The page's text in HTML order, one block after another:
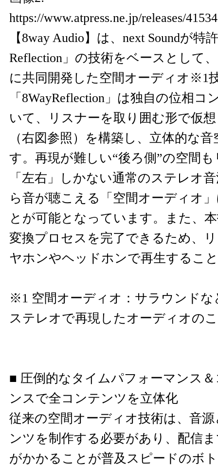
https://www.atpress.ne.jp/releases/
【8way Audio】は、next Soundが特
Reflection」の技術をベースとして
に共同開発した空間オーディオ※1
「8WayReflection」は独自の位相
いて、リスナーを取り囲む形で仮
（右図参照）を構築し、立体的な
す。再現が難しい“後ろ側”の空間
「左右」しかない通常のステレオ
ら音が聴こえる「空間オーディオ
とが可能となっています。また、
変換プロセスを完了できるため、
ヤホンやヘッドホンで再生するこ
※1 空間オーディオ：サラウンドな
ステレオで再現したオーディオの
■ 圧倒的なタイムパフォーマンス
ンスで全コンテンツを立体化
従来の空間オーディオ技術は、音
ンツを制作する必要があり、配信
がかかることが普及スピードのボ